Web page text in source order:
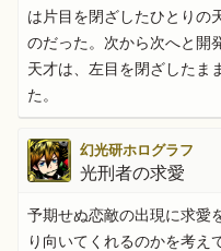
は片目を閉ざしたひとりの
のだった。次から次へと開
天才は、左目を閉ざしたま
た。
幻光研ホログラフ
光刑者の求愛
予期せぬ恋敵の出現に求愛
り向いてくれるのかを考え